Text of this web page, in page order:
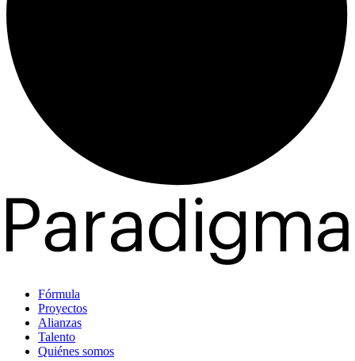
Fórmula
Proyectos
Alianzas
Talento
Quiénes somos